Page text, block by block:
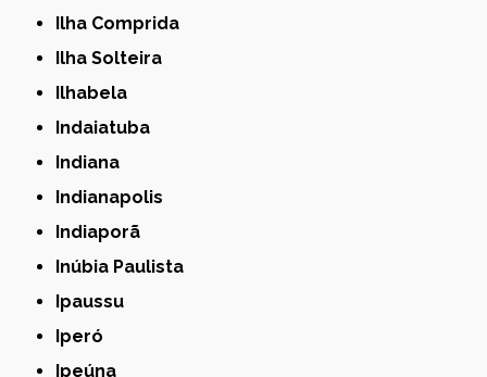
Ilha Comprida
Ilha Solteira
Ilhabela
Indaiatuba
Indiana
Indianapolis
Indiaporã
Inúbia Paulista
Ipaussu
Iperó
Ipeúna